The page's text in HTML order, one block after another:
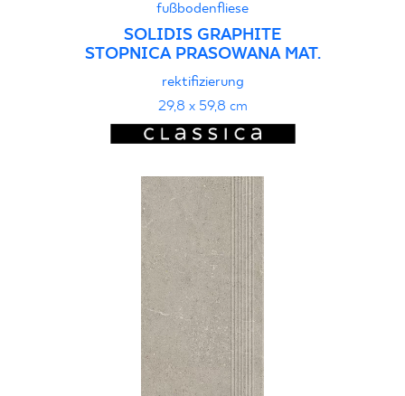
fußbodenfliese
SOLIDIS GRAPHITE
STOPNICA PRASOWANA MAT.
rektifizierung
29,8 x 59,8 cm